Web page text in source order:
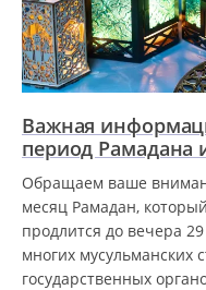
Важная
период Рамадана
Обращаем ваше
месяц Рамадан,
продлится до вечера
многих мусульманских
государственных